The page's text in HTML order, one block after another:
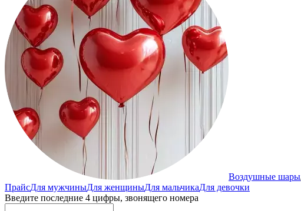
Воздушные шары
ПрайсДля мужчиныДля женщиныДля мальчикаДля девочки
Введите последние 4 цифры, звонящего номера